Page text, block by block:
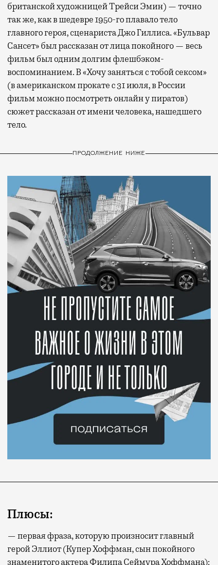
британской художницей Трейси Эмин) — точно
так же, как в шедевре 1950-го плавало тело
главного героя, сценариста Джо Гиллиса. «Бульвар
Сансет» был рассказан от лица покойного — весь
фильм был одним долгим флешбэком-
воспоминанием. В «Хочу заняться с тобой сексом»
(в американском прокате с 31 июля, в России
фильм можно посмотреть онлайн у пиратов)
сюжет рассказан от имени человека, нашедшего
тело.
ПРОДОЛЖЕНИЕ НИЖЕ
Плюсы:
— первая фраза, которую произносит главный
герой Эллиот (Купер Хоффман, сын покойного
знаменитого актера Филипа Сеймура Хоффмана):